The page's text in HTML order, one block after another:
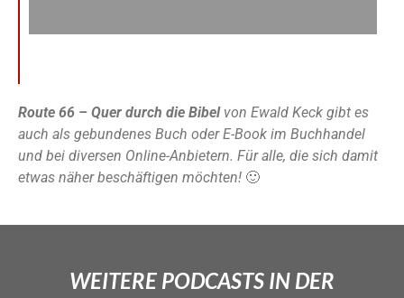
Route 66 – Quer durch die Bibel von Ewald Keck gibt es
auch als gebundenes Buch oder E-Book im Buchhandel
und bei diversen Online-Anbietern. Für alle, die sich damit
etwas näher beschäftigen möchten! 🙂
WEITERE PODCASTS IN DER